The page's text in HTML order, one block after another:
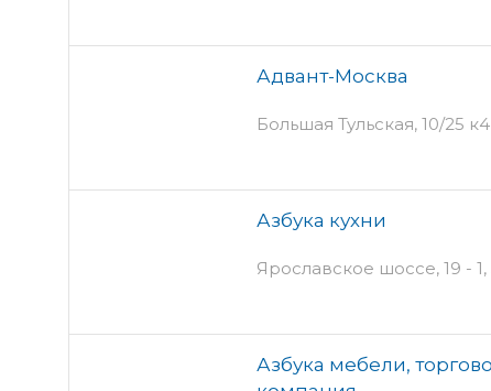
Адвант-Москва
Большая Тульская, 10/25
Азбука кухни
Ярославское шоссе, 19 -
Азбука мебели,